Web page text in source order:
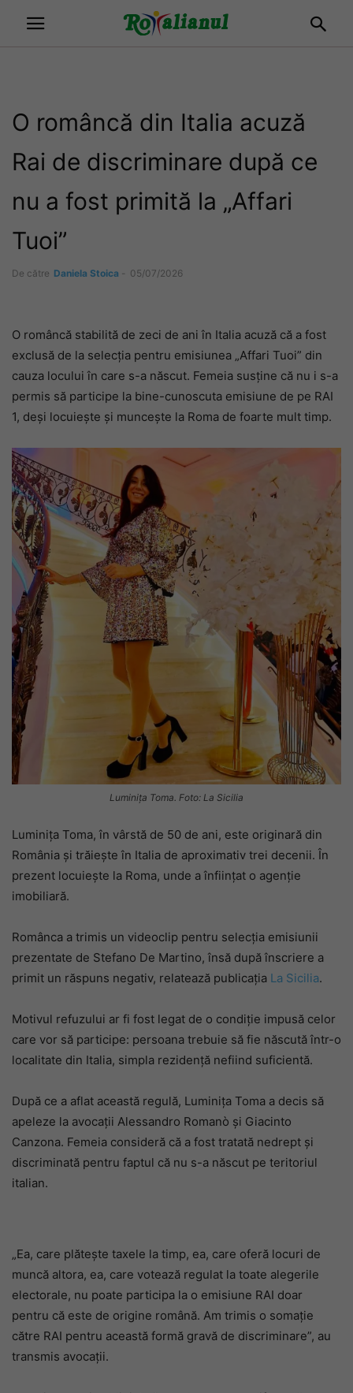
O româncă din Italia acuză
Rai de discriminare după ce
nu a fost primită la „Affari
Tuoi”
De către Daniela Stoica - 05/07/2026
O româncă stabilită de zeci de ani în Italia acuză că a fost
exclusă de la selecția pentru emisiunea „Affari Tuoi” din
cauza locului în care s-a născut. Femeia susține că nu i s-a
permis să participe la bine-cunoscuta emisiune de pe RAI
1, deși locuiește și muncește la Roma de foarte mult timp.
Luminița Toma. Foto: La Sicilia
Luminița Toma, în vârstă de 50 de ani, este originară din
România și trăiește în Italia de aproximativ trei decenii. În
prezent locuiește la Roma, unde a înființat o agenție
imobiliară.
Românca a trimis un videoclip pentru selecția emisiunii
prezentate de Stefano De Martino, însă după înscriere a
primit un răspuns negativ, relatează publicația La Sicilia.
Motivul refuzului ar fi fost legat de o condiție impusă celor
care vor să participe: persoana trebuie să fie născută într-o
localitate din Italia, simpla rezidență nefiind suficientă.
După ce a aflat această regulă, Luminița Toma a decis să
apeleze la avocații Alessandro Romanò și Giacinto
Canzona. Femeia consideră că a fost tratată nedrept și
discriminată pentru faptul că nu s-a născut pe teritoriul
italian.
„Ea, care plătește taxele la timp, ea, care oferă locuri de
muncă altora, ea, care votează regulat la toate alegerile
electorale, nu poate participa la o emisiune RAI doar
pentru că este de origine română. Am trimis o somație
către RAI pentru această formă gravă de discriminare”, au
transmis avocații.